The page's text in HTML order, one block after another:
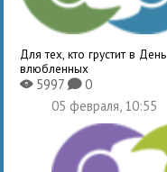
Для тех, кто грустит в День
влюбленных
X5997K0
05 февраля, 10:55